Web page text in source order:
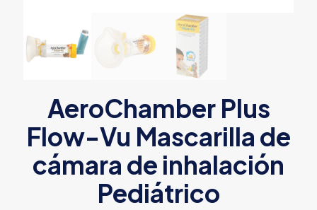
AeroChamber Plus
Flow-Vu Mascarilla de
cámara de inhalación
Pediátrico